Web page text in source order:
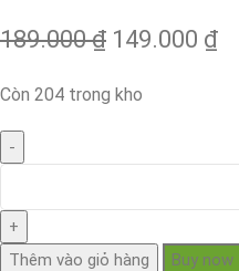
189.000₫ 149.000 ₫
Còn 204 trong kho
Thêm vào giỏ hàng Buy now